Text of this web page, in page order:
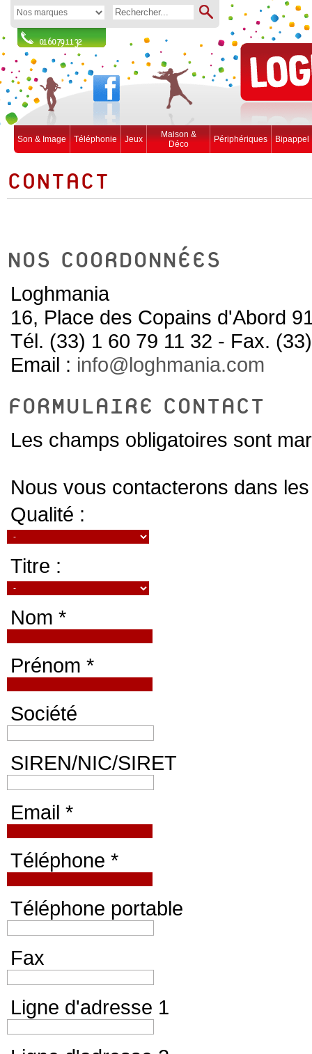
01 60 79 11 32
Son & Image Téléphonie Jeux
Maison &
Déco
Périphériques Bipappel
CONTACT
NOS COORDONNÉES
Loghmania
16, Place des Copains d'Abord
Tél. (33) 1 60 79 11 32 - Fax.
Email : info@loghmania.com
FORMULAIRE CONTACT
Les champs obligatoires sont
Nous vous contacterons dans
Qualité :
Titre :
Nom *
Prénom *
Société
SIREN/NIC/SIRET
Email *
Téléphone *
Téléphone portable
Fax
Ligne d'adresse 1